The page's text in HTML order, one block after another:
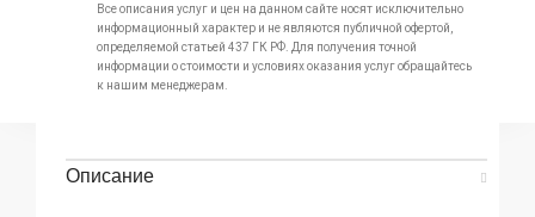
Все описания услуг и цен на данном сайте носят исключительно
информационный характер и не являются публичной офертой,
определяемой статьей 437 ГК РФ. Для получения точной
информации о стоимости и условиях оказания услуг обращайтесь
к нашим менеджерам.
Описание